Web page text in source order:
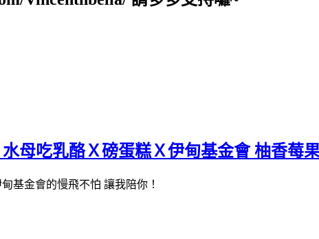
母吃乳酪Ｘ磅蛋糕Ｘ伊甸基金會 柚香莓
基金會的慢飛不怕 讓我陪你！